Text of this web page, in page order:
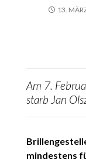
13.
Am 7.
starb Jan
mindestens